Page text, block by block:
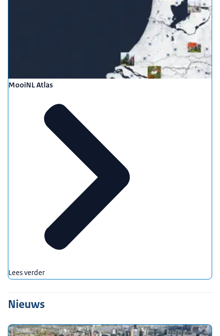
MooiNL Atlas
Lees verder
Nieuws